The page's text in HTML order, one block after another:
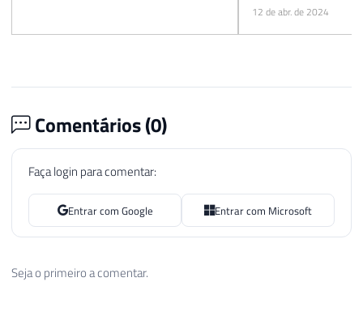
12 de abr. de 2024
Comentários (0)
Faça login para comentar:
Entrar com Google Entrar com Microsoft
Seja o primeiro a comentar.